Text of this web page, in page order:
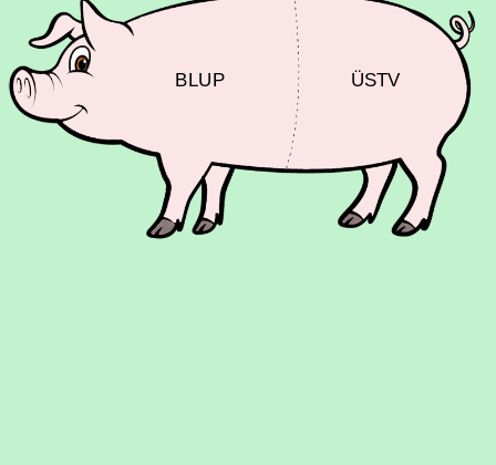
BLUP ÜSTV